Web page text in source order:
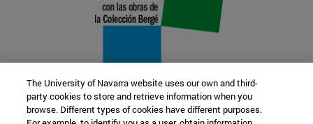
22 SEP
The University of Navarra website uses our own and third-
party cookies to store and retrieve information when you
browse. Different types of cookies have different purposes.